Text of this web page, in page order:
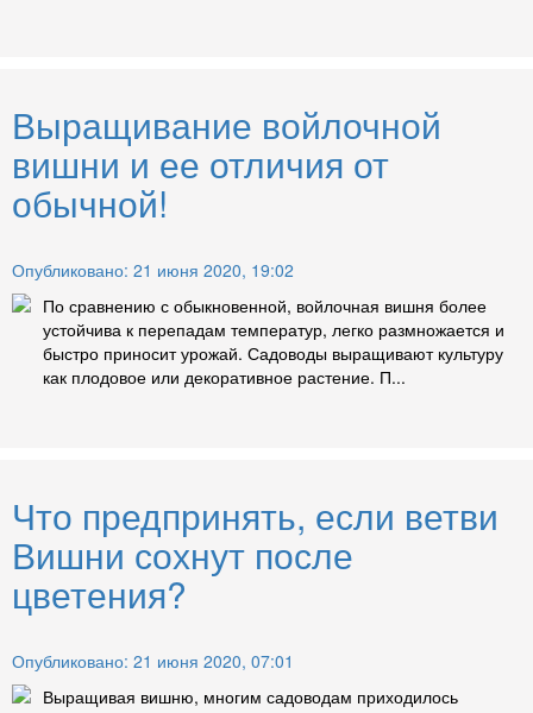
Выращивание войлочной
вишни и ее отличия от
обычной!
Опубликовано: 21 июня 2020, 19:02
По сравнению с обыкновенной, войлочная вишня более
устойчива к перепадам температур, легко размножается и
быстро приносит урожай. Садоводы выращивают культуру
как плодовое или декоративное растение. П...
Что предпринять, если ветви
Вишни сохнут после
цветения?
Опубликовано: 21 июня 2020, 07:01
Выращивая вишню, многим садоводам приходилось